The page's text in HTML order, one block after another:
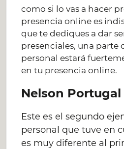
como si lo vas a hacer
presencia online es
que te dediques a dar
presenciales, una parte
personal estará
en tu presencia online.
Nelson Portugal
Este es el segundo
personal que tuve en
es muy diferente al